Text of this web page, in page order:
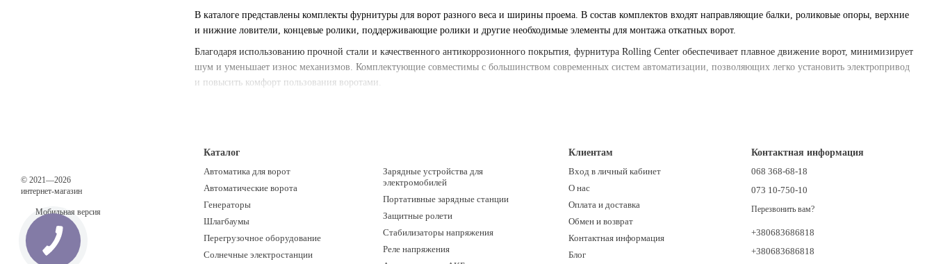
В каталоге представлены комплекты фурнитуры для ворот разного веса и ширины проема. В состав комплектов входят направляющие балки, роликовые опоры, верхние
и нижние ловители, концевые ролики, поддерживающие ролики и другие необходимые элементы для монтажа откатных ворот.
Благодаря использованию прочной стали и качественного антикоррозионного покрытия, фурнитура Rolling Center обеспечивает плавное движение ворот, минимизирует
шум и уменьшает износ механизмов. Комплектующие совместимы с большинством современных систем автоматизации, позволяющих легко установить электропривод
и повысить комфорт пользования воротами.
© 2021—2026
интернет-магазин
Мобильная версия
Каталог
Автоматика для ворот
Автоматические ворота
Генераторы
Шлагбаумы
Перегрузочное оборудование
Солнечные электростанции
Зарядные устройства для
электромобилей
Портативные зарядные станции
Защитные ролети
Стабилизаторы напряжения
Реле напряжения
Клиентам
Вход в личный кабинет
О нас
Оплата и доставка
Обмен и возврат
Контактная информация
Блог
Контактная информация
068 368-68-18
073 10-750-10
Перезвонить вам?
+380683686818
+380683686818